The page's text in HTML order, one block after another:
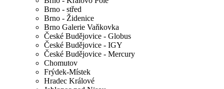
Brno - střed
Brno - Židenice
Brno Galerie Vaňkovka
České Budějovice - Globus
České Budějovice - IGY
České Budějovice - Mercury
Chomutov
Frýdek-Místek
Hradec Králové